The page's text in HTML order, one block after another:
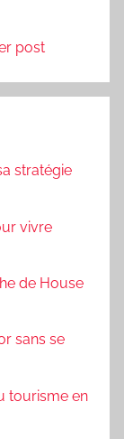
post
stratégie
vivre
de House
sans se
tourisme en